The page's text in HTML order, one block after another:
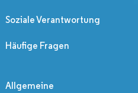
Soziale Verantwortung
Häufige Fragen
Allgemeine